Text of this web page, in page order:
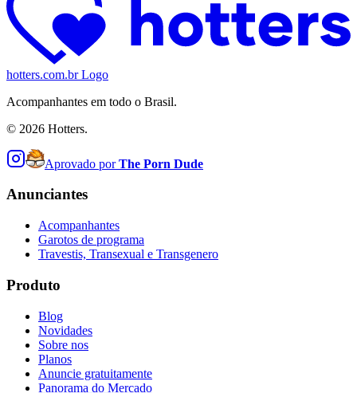
hotters.com.br Logo
Acompanhantes em todo o Brasil.
© 2026 Hotters.
Aprovado por The Porn Dude
Anunciantes
Acompanhantes
Garotos de programa
Travestis, Transexual e Transgenero
Produto
Blog
Novidades
Sobre nos
Planos
Anuncie gratuitamente
Panorama do Mercado